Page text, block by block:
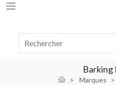
Barking
Marques